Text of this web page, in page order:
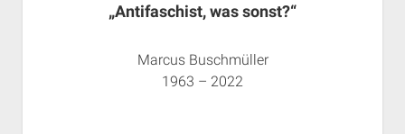
„Antifaschist, was sonst?“
Marcus Buschmüller
1963 – 2022